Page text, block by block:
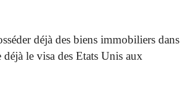
déjà des biens immobiliers dans
le visa des Etats Unis aux